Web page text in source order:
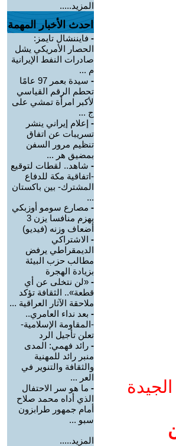
المزيد.....
احدث الأخبار المهمة
- فايننشال تايمز:
الحصار الأمريكي يشل
صادرات النفط الإيرانية
م ...
-
سيدة بعمر 97 عامًا
تحطم الرقم القياسي
لأكبر امرأة تمشي على
ج ...
- إعلام إيراني ينشر
تسريبات عن اتفاق
تنظيم مرور السفن
بمضيق هر ...
- شاهد.. لقطات لتوقيع
-اتفاقية مكة للدفاع
المشترك- بين باكستان
...
- مصارع سومو أوزبكي
يهزم منافسا يزن 3
أضعاف وزنه (فيديو)
- الاشتراكي
الديمقراطي يرفض
مطالب حزب البيئة
بزيادة الهجرة
- «لن نتخلى عن أي
قطعة».. الثقافة تؤكد
ملاحقة الآثار العراقية ...
- بعد نداء العامري..
-المقاومة الإسلامية-
تعلن تأجيل الرد
- رائد فهمي: المدى
منبر رائد للمهنية
والثقافة والتنوير في
العر ...
- ما هو سر الاحتفال
الذي أداه محمد صلاح
أمام جمهور طرابزون
سبو ...
المزيد.....